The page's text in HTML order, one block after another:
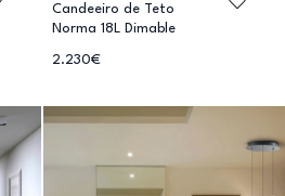
Candeeiro de Teto
Norma 18L Dimable
2.230€